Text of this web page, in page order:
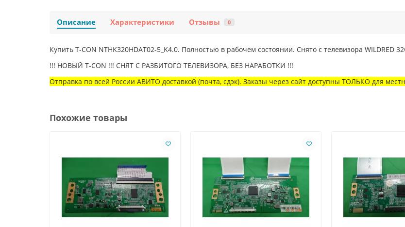
Описание Характеристики Отзывы 0
Купить T-CON NTHK320HDAT02-5_K4.0. Полностью в рабочем состоянии. Снято с телевизора WILDRED
!!! НОВЫЙ T-CON !!! СНЯТ С РАЗБИТОГО ТЕЛЕВИЗОРА, БЕЗ НАРАБОТКИ !!!
Отправка по всей России АВИТО доставкой (почта, сдэк). Заказы через сайт доступны ТОЛЬКО для
Похожие товары